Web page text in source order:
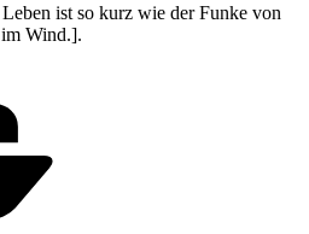
ist so kurz wie der Funke von
Wind.].